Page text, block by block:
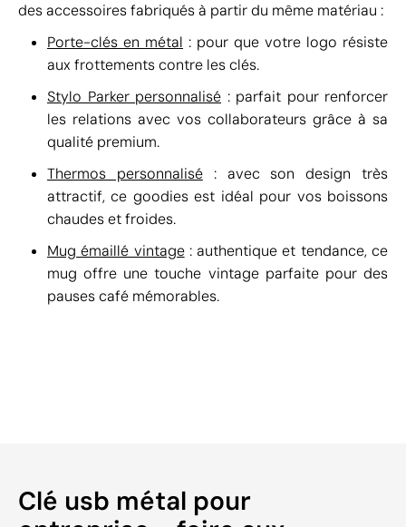
des accessoires fabriqués à partir du même matériau :
Porte-clés en métal : pour que votre logo résiste
aux frottements contre les clés.
Stylo Parker personnalisé : parfait pour renforcer
les relations avec vos collaborateurs grâce à sa
qualité premium.
Thermos personnalisé: avec son design très
attractif, ce goodies est idéal pour vos boissons
chaudes et froides.
Mug émaillé vintage: authentique et tendance, ce
mug offre une touche vintage parfaite pour des
pauses café mémorables.
Clé usb métal pour